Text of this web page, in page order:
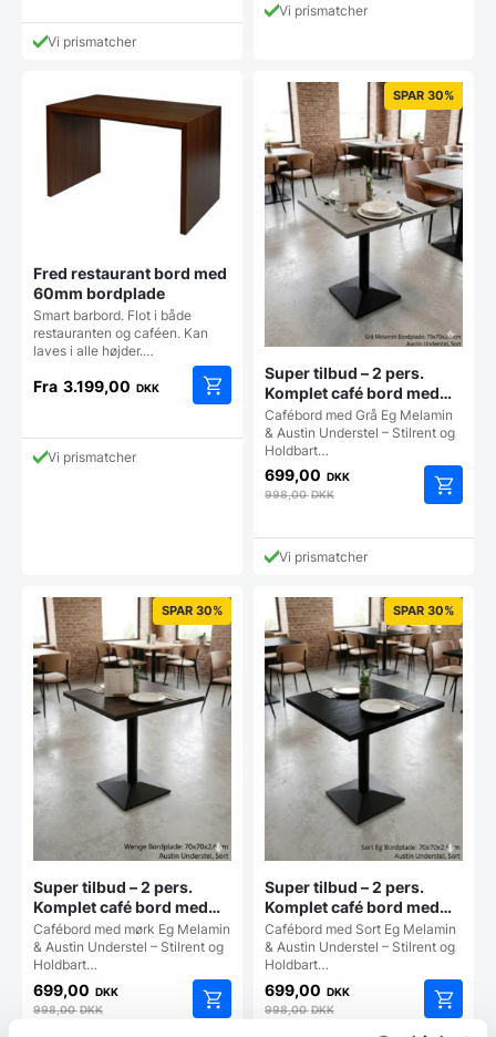
vare
Mulighederne
kan
vælges
på
varesiden
Vi prismatcher
kan
vælges
på
Vi prismatcher
Fred restaurant bord med
60mm bordplade
Smart barbord. Flot i både
restauranten og caféen. Kan
laves i alle højder.…
Fra 3.199,00 DKK
vare
varianter.
varesiden
Vi prismatcher
SPAR 30%
Super tilbud – 2 pers.
Komplet café bord med
Grå eg melamin
bordplade
Cafébord med Grå Eg Melamin
& Austin Understel – Stilrent og
Holdbart…
699,00 DKK
998,00DKK
Vi prismatcher
SPAR 30%
Super tilbud – 2 pers.
Komplet café bord med
mørk eg melamin
bordplade
Cafébord med mørk Eg Melamin
& Austin Understel – Stilrent og
Holdbart…
699,00 DKK
998,00DKK
SPAR 30%
Super tilbud – 2 pers.
Komplet café bord med
sort eg melamin
bordplade
Cafébord med Sort Eg Melamin
& Austin Understel – Stilrent og
Holdbart…
699,00 DKK
998,00DKK